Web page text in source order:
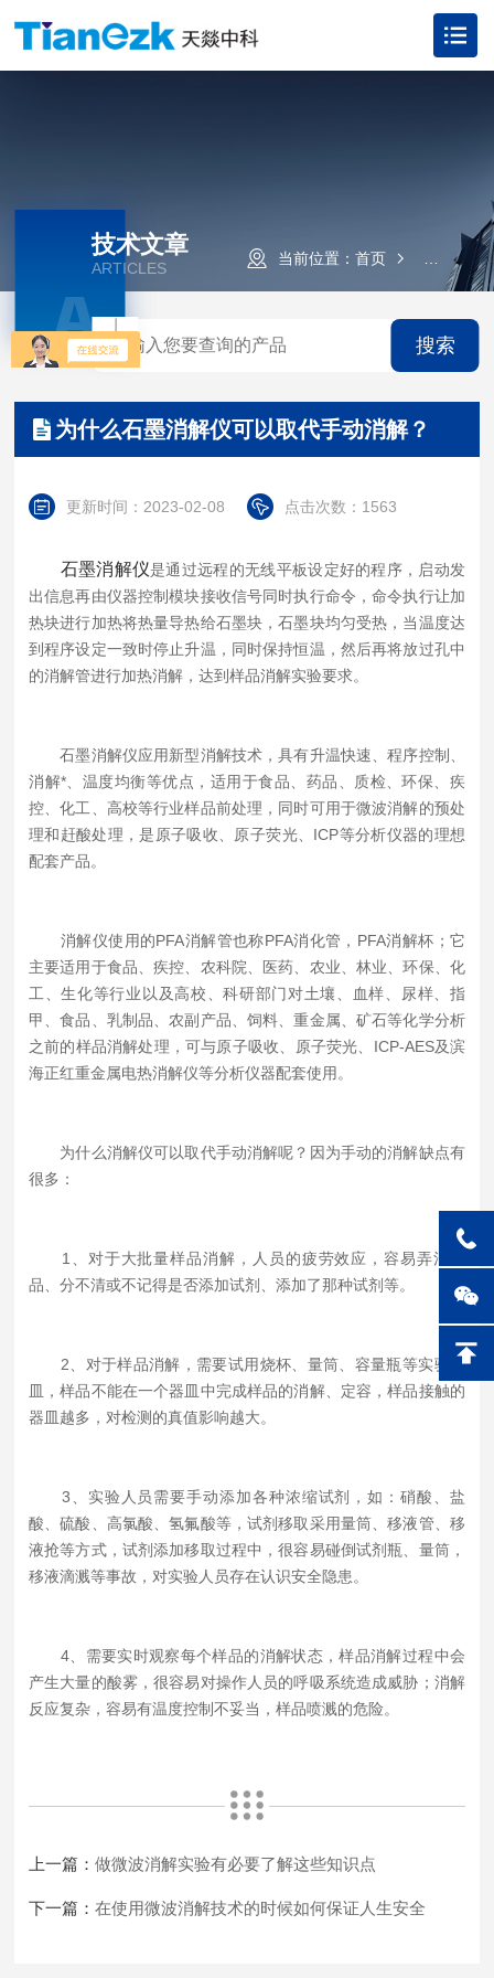
当前位置： 首页 技术文章
A
技术文章
ARTICLES
搜索
为什么石墨消解仪可以取代手动消解？
更新时间：2023-02-08 点击次数：1563
石墨消解仪是通过远程的无线平板设定好的程序，启动发
出信息再由仪器控制模块接收信号同时执行命令，命令执行让加
热块进行加热将热量导热给石墨块，石墨块均匀受热，当温度达
到程序设定一致时停止升温，同时保持恒温，然后再将放过孔中
的消解管进行加热消解，达到样品消解实验要求。
石墨消解仪应用新型消解技术，具有升温快速、程序控制、
消解*、温度均衡等优点，适用于食品、药品、质检、环保、疾
控、化工、高校等行业样品前处理，同时可用于微波消解的预处
理和赶酸处理，是原子吸收、原子荧光、ICP等分析仪器的理想
配套产品。
消解仪使用的PFA消解管也称PFA消化管，PFA消解杯；它
主要适用于食品、疾控、农科院、医药、农业、林业、环保、化
工、生化等行业以及高校、科研部门对土壤、血样、尿样、指
甲、食品、乳制品、农副产品、饲料、重金属、矿石等化学分析
之前的样品消解处理，可与原子吸收、原子荧光、ICP-AES及滨
海正红重金属电热消解仪等分析仪器配套使用。
为什么消解仪可以取代手动消解呢？因为手动的消解缺点有
很多：
1、对于大批量样品消解，人员的疲劳效应，容易弄混样
品、分不清或不记得是否添加试剂、添加了那种试剂等。
2、对于样品消解，需要试用烧杯、量筒、容量瓶等实验器
皿，样品不能在一个器皿中完成样品的消解、定容，样品接触的
器皿越多，对检测的真值影响越大。
3、实验人员需要手动添加各种浓缩试剂，如：硝酸、盐
酸、硫酸、高氯酸、氢氟酸等，试剂移取采用量筒、移液管、移
液抢等方式，试剂添加移取过程中，很容易碰倒试剂瓶、量筒，
移液滴溅等事故，对实验人员存在认识安全隐患。
4、需要实时观察每个样品的消解状态，样品消解过程中会
产生大量的酸雾，很容易对操作人员的呼吸系统造成威胁；消解
反应复杂，容易有温度控制不妥当，样品喷溅的危险。
上一篇：做微波消解实验有必要了解这些知识点
下一篇：在使用微波消解技术的时候如何保证人生安全